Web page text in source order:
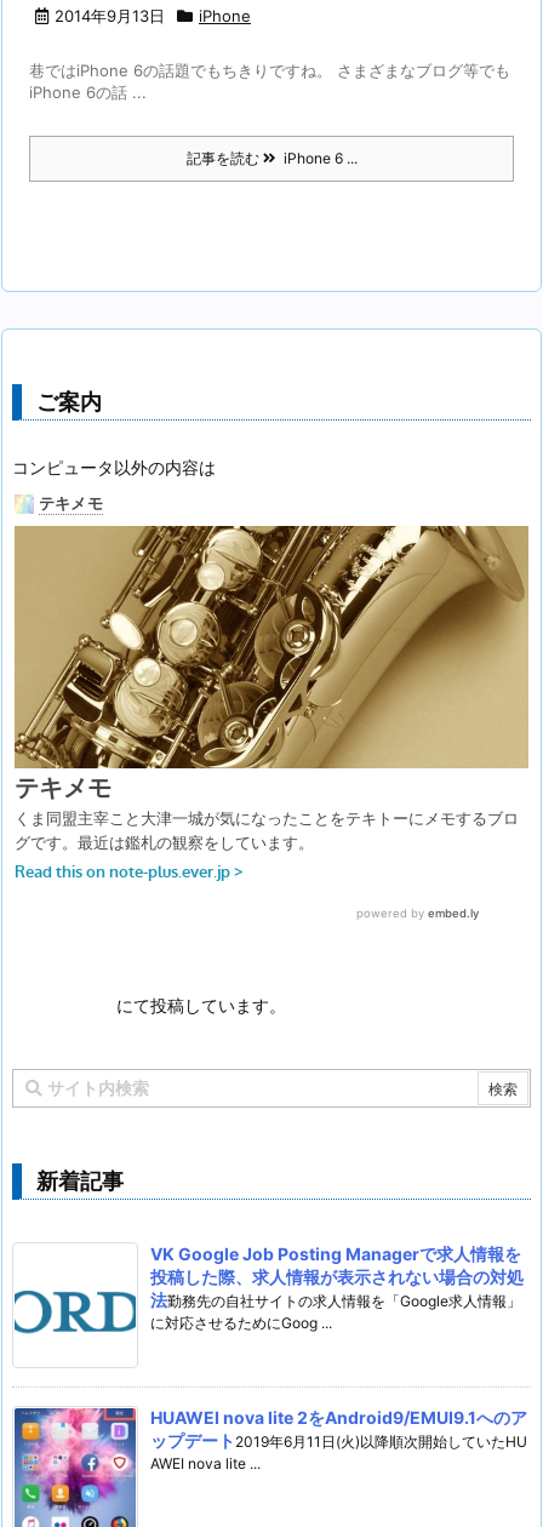
2014年9月13日 iPhone
巷ではiPhone 6の話題でもちきりですね。 さまざまなブログ等でも
iPhone 6の話 ...
記事を読む iPhone 6 ...
ご案内
コンピュータ以外の内容は
にて投稿しています。
新着記事
VK Google Job Posting Managerで求人情報を
投稿した際、求人情報が表示されない場合の対処
法勤務先の自社サイトの求人情報を「Google求人情報」
に対応させるためにGoog ...
HUAWEI nova lite 2をAndroid9/EMUI9.1へのア
ップデート 2019年6月11日(火)以降順次開始していたHU
AWEI nova lite ...